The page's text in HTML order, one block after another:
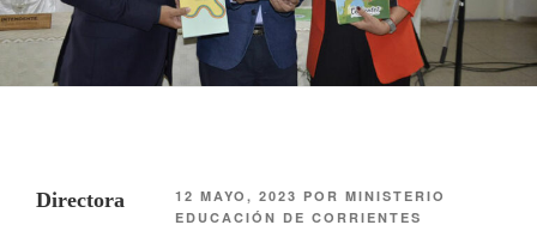
12 MAYO, 2023 PORMINISTERIO
EDUCACIÓN DE CORRIENTES
Directora